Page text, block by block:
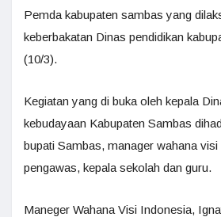
Pemda kabupaten sambas yang
keberbakatan Dinas pendidikan
(10/3).
Kegiatan yang di buka oleh kepala
kebudayaan Kabupaten Sambas
bupati Sambas, manager wahana
pengawas, kepala sekolah dan guru.
Maneger Wahana Visi Indonesia,